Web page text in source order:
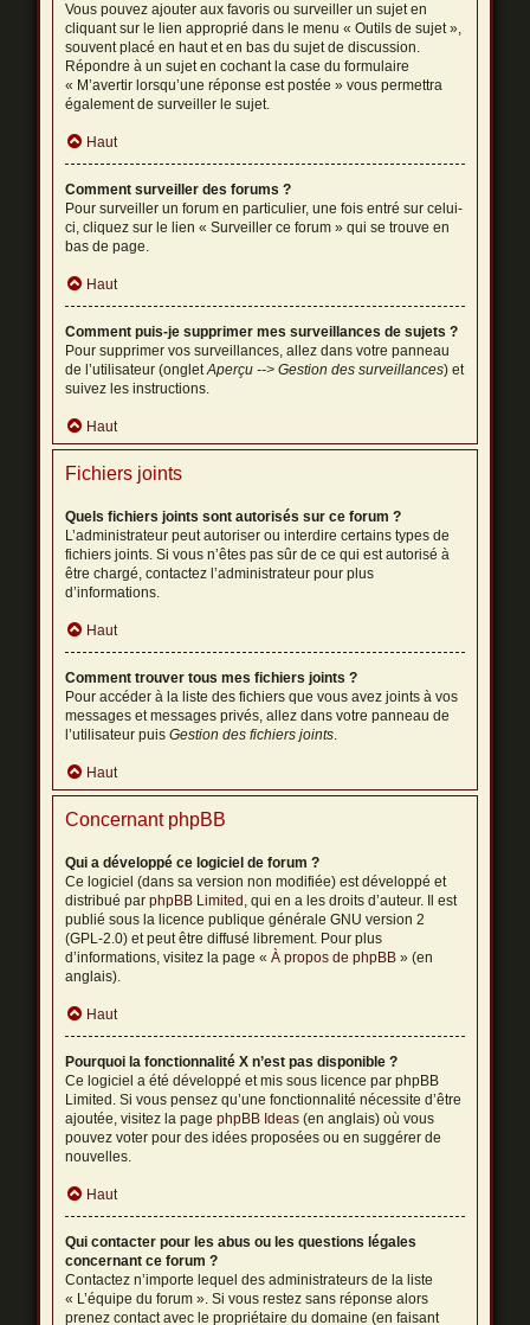
Vous pouvez ajouter aux favoris ou surveiller un sujet en
cliquant sur le lien approprié dans le menu « Outils de sujet »,
souvent placé en haut et en bas du sujet de discussion.
Répondre à un sujet en cochant la case du formulaire
« M’avertir lorsqu’une réponse est postée » vous permettra
également de surveiller le sujet.
Haut
Comment surveiller des forums ?
Pour surveiller un forum en particulier, une fois entré sur celui-
ci, cliquez sur le lien « Surveiller ce forum » qui se trouve en
bas de page.
Haut
Comment puis-je supprimer mes surveillances de sujets ?
Pour supprimer vos surveillances, allez dans votre panneau
de l’utilisateur (ongletAperçu --> Gestion des surveillances) et
suivez les instructions.
Haut
Fichiers joints
Quels fichiers joints sont autorisés sur ce forum ?
L’administrateur peut autoriser ou interdire certains types de
fichiers joints. Si vous n’êtes pas sûr de ce qui est autorisé à
être chargé, contactez l’administrateur pour plus
d’informations.
Haut
Comment trouver tous mes fichiers joints ?
Pour accéder à la liste des fichiers que vous avez joints à vos
messages et messages privés, allez dans votre panneau de
l’utilisateur puisGestion des fichiers joints.
Haut
Concernant phpBB
Qui a développé ce logiciel de forum ?
Ce logiciel (dans sa version non modifiée) est développé et
distribué parphpBB Limited , qui en a les droits d’auteur. Il est
publié sous la licence publique générale GNU version 2
(GPL-2.0) et peut être diffusé librement. Pour plus
d’informations, visitez la page «À propos de phpBB » (en
anglais).
Haut
Pourquoi la fonctionnalité X n’est pas disponible ?
Ce logiciel a été développé et mis sous licence par phpBB
Limited. Si vous pensez qu’une fonctionnalité nécessite d’être
ajoutée, visitez la pagephpBB Ideas (en anglais) où vous
pouvez voter pour des idées proposées ou en suggérer de
nouvelles.
Haut
Qui contacter pour les abus ou les questions légales
concernant ce forum ?
Contactez n’importe lequel des administrateurs de la liste
« L’équipe du forum ». Si vous restez sans réponse alors
prenez contact avec le propriétaire du domaine (en faisant